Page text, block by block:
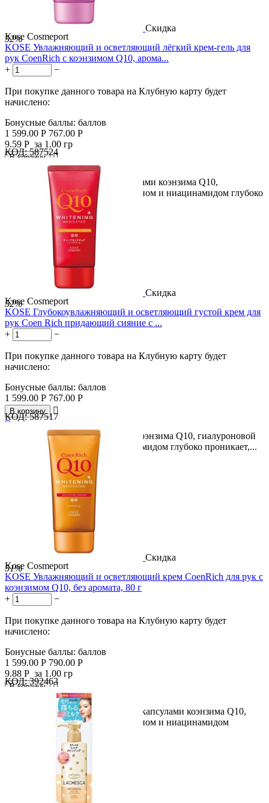
Скидка
52%
Kose Cosmeport
KOSE Увлажняющий и осветляющий лёгкий крем-гель для
рук CoenRich с коэнзимом Q10, арома...
+
−
При покупке данного товара на Клубную карту будет
начислено:
Бонусные баллы: баллов
1 599.00 Р 767.00 Р
9.59 Р за 1.00 гр
В корзину

Лёгкий крем-гель с микрокапсулами коэнзима Q10,
гиалуроновой кислотой, коллагеном и ниацинамидом глубоко
проникает,...
КОД: 587524
Скидка
52%
Kose Cosmeport
KOSE Глубокоувлажняющий и осветляющий густой крем для
рук Coen Rich придающий сияние с ...
+
−
При покупке данного товара на Клубную карту будет
начислено:
Бонусные баллы: баллов
1 599.00 Р 767.00 Р
В корзину


Густой крем с микрокапсулами коэнзима Q10, гиалуроновой
кислотой, коллагеном и ниацинамидом глубоко проникает,...
КОД: 587517
Скидка
51%
Kose Cosmeport
KOSE Увлажняющий и осветляющий крем CoenRich для рук с
коэнзимом Q10, без аромата, 80 г
+
−
При покупке данного товара на Клубную карту будет
начислено:
Бонусные баллы: баллов
1 599.00 Р 790.00 Р
9.88 Р за 1.00 гр
В корзину

Крем для базового ухода с микрокапсулами коэнзима Q10,
гиалуроновой кислотой, коллагеном и ниацинамидом
КОД: 392463